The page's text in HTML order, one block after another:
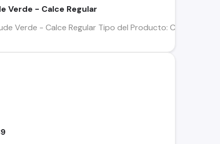
Verde - Calce Regular
Verde - Calce Regular Tipo del Producto: